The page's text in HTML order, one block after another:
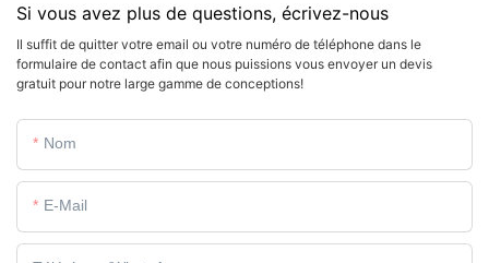
Si vous avez plus de questions, écrivez-nous
Il suffit de quitter votre email ou votre numéro de téléphone dans le
formulaire de contact afin que nous puissions vous envoyer un devis
gratuit pour notre large gamme de conceptions!
Nom
E-Mail